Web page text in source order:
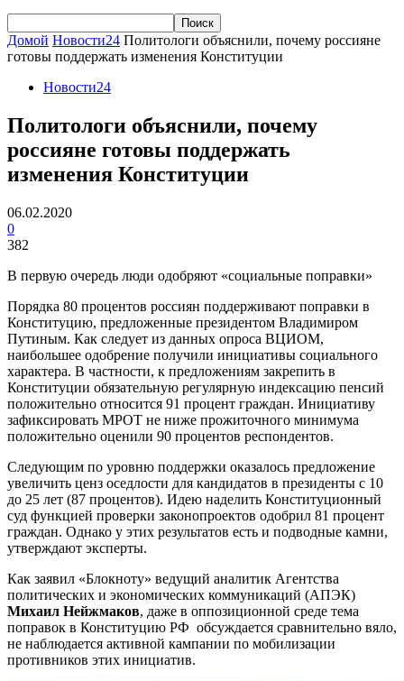
Домой Новости24 Политологи объяснили, почему россияне
готовы поддержать изменения Конституции
Новости24
Политологи объяснили, почему
россияне готовы поддержать
изменения Конституции
06.02.2020
0
382
В первую очередь люди одобряют «социальные поправки»
Порядка 80 процентов россиян поддерживают поправки в
Конституцию, предложенные президентом Владимиром
Путиным. Как следует из данных опроса ВЦИОМ,
наибольшее одобрение получили инициативы социального
характера. В частности, к предложениям закрепить в
Конституции обязательную регулярную индексацию пенсий
положительно относится 91 процент граждан. Инициативу
зафиксировать МРОТ не ниже прожиточного минимума
положительно оценили 90 процентов респондентов.
Следующим по уровню поддержки оказалось предложение
увеличить ценз оседлости для кандидатов в президенты с 10
до 25 лет (87 процентов). Идею наделить Конституционный
суд функцией проверки законопроектов одобрил 81 процент
граждан. Однако у этих результатов есть и подводные камни,
утверждают эксперты.
Как заявил «Блокноту» ведущий аналитик Агентства
политических и экономических коммуникаций (АПЭК)
Михаил Нейжмаков, даже в оппозиционной среде тема
поправок в Конституцию РФ обсуждается сравнительно вяло,
не наблюдается активной кампании по мобилизации
противников этих инициатив.